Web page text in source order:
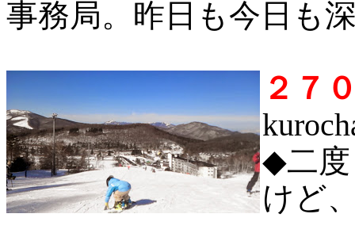
事務局。昨日も今日も
２７
◆二度
けど